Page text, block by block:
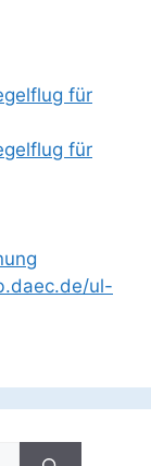
für
für
ul-